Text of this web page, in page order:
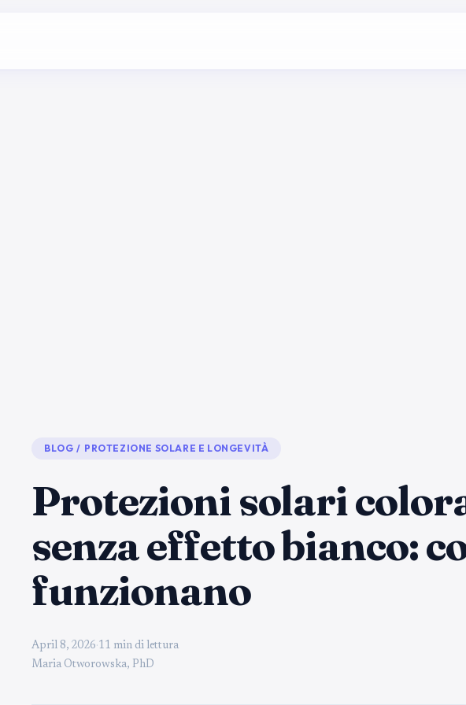
BLOG / PROTEZIONE SOLARE E LONGEVITÀ
Protezioni solari
senza effetto bianco:
funzionano
April 8, 2026· 11 min di lettura
Maria Otworowska, PhD